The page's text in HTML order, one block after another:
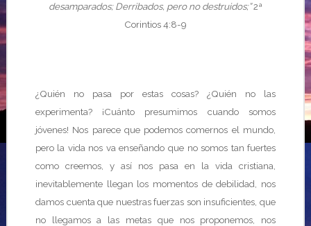
desamparados; Derribados, pero no destruidos;”2ª
Corintios 4:8-9
¿Quién no pasa por estas cosas? ¿Quién no las
experimenta? ¡Cuánto presumimos cuando somos
jóvenes! Nos parece que podemos comernos el mundo,
pero la vida nos va enseñando que no somos tan fuertes
como creemos, y así nos pasa en la vida cristiana,
inevitablemente llegan los momentos de debilidad, nos
damos cuenta que nuestras fuerzas son insuficientes, que
no llegamos a las metas que nos proponemos, nos